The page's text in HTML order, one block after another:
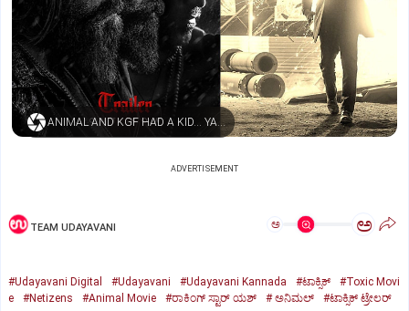
ANIMAL AND KGF HAD A KID… YASH NAMED HIM TOXIC
ADVERTISEMENT
TEAM UDAYAVANI ಅ ಅ
#Udayavani Digital #Udayavani #Udayavani Kannada #ಟಾಕ್ಸಿಕ್‌
#Toxic Movi
e
#Netizens #Animal Movie #ರಾಕಿಂಗ್‌ ಸ್ಟಾರ್‌ ಯಶ್ #‌ ಅನಿಮಲ್‌ #ಟಾಕ್ಸಿಕ್‌ ಟ್ರೇಲರ್‌